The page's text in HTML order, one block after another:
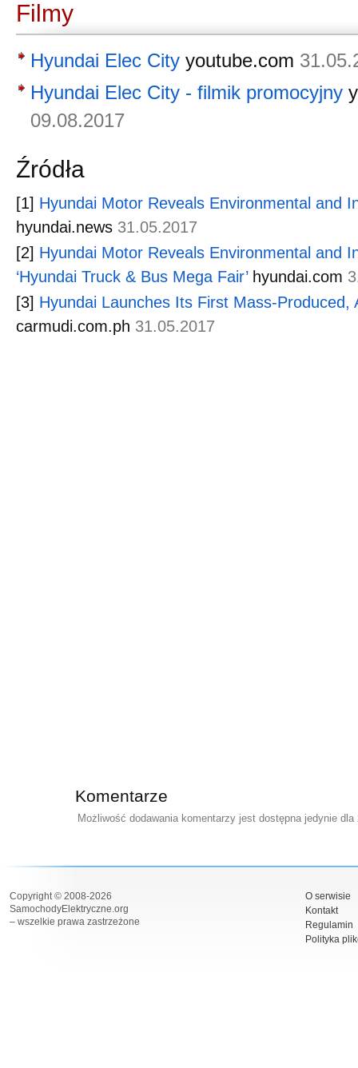
Filmy
Hyundai Elec City youtube.com
Hyundai Elec City - filmik promocyjny
09.08.2017
Źródła
[1] Hyundai Motor Reveals Environmental and
hyundai.news 31.05.2017
[2] Hyundai Motor Reveals Environmental and
‘Hyundai Truck & Bus Mega Fair’ hyundai.com
[3] Hyundai Launches Its First Mass-Produced,
carmudi.com.ph 31.05.2017
Komentarze
Możliwość dodawania komentarzy jest dostępna jedynie
Copyright © 2008-2026
SamochodyElektryczne.org
– wszelkie prawa zastrzeżone
O serwisie
Kontakt
Regulamin
Polityka